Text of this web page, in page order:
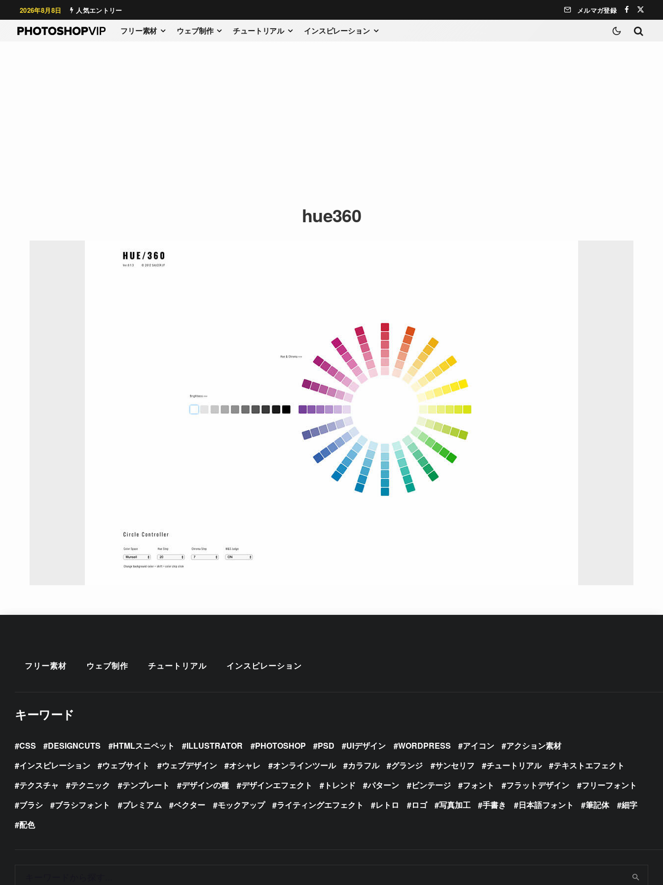
2026年8月8日 人気エントリー メルマガ登録
フリー素材 ウェブ制作 チュートリアル インスピレーション
hue360
フリー素材 ウェブ制作 チュートリアル インスピレーション
キーワード
CSS DESIGNCUTS HTMLスニペット ILLUSTRATOR PHOTOSHOP PSD UIデザイン WORDPRESS アイコン
アクション素材
インスピレーション
ウェブサイト ウェブデザイン オシャレ オンラインツール カラフル グランジ サンセリフ チュートリアル
テキストエフェクト
テクスチャ
テクニック テンプレート デザインの種 デザインエフェクト トレンド パターン ビンテージ フォント フラットデザイン
フリーフォント
ブラシ
ブラシフォント プレミアム ベクター モックアップ ライティングエフェクト レトロ ロゴ 写真加工 手書き 日本語フォント 筆記体
細字
配色